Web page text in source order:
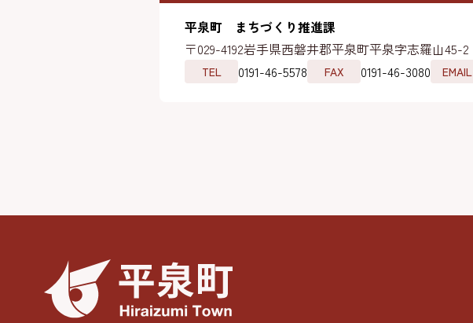
平泉町 まちづくり推進課
〒029-4192岩手県西磐井郡平泉町平泉字志羅山45-2
TEL 0191-46-5578 FAX 0191-46-3080 EMAIL